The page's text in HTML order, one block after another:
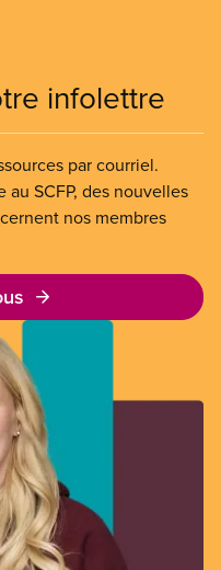
infolettre
par courriel.
au SCFP, des nouvelles
nos membres